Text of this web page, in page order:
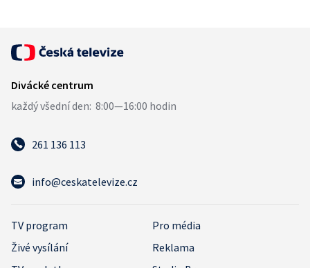
261 136 113
info@ceskatelevize.cz
TV program
Pro média
Živé vysílání
Reklama